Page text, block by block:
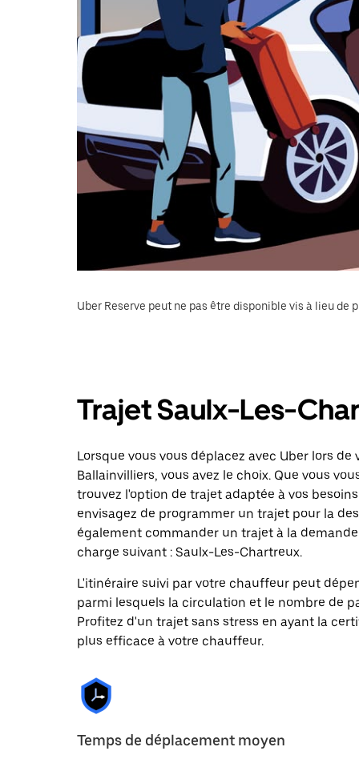
Uber Reserve peut ne pas être disponible vis à lieu de
Trajet Saulx-Les-
Lorsque vous vous déplacez avec Uber lors
Ballainvilliers, vous avez le choix. Que vous
trouvez l'option de trajet adaptée à vos
envisagez de programmer un trajet pour la
également commander un trajet à la
charge suivant : Saulx-Les-Chartreux.
L'itinéraire suivi par votre chauffeur peut
parmi lesquels la circulation et le nombre de
Profitez d'un trajet sans stress en ayant la
plus efficace à votre chauffeur.
Temps de déplacement moyen